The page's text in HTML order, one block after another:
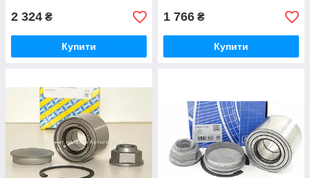
2 324 ₴
Купити
1 766 ₴
Купити